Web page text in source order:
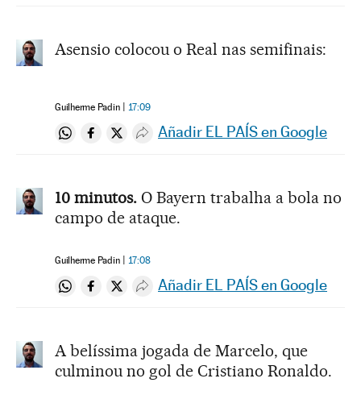
Asensio colocou o Real nas semifinais:
Guilherme Padin 17:09
Compartir en Whatsapp
Compartir en Facebook
Compartir en Twitter
Desplegar Redes Sociales
Añadir EL PAÍS en Google
10 minutos. O Bayern trabalha a bola no
campo de ataque.
Guilherme Padin 17:08
Compartir en Whatsapp
Compartir en Facebook
Compartir en Twitter
Desplegar Redes Sociales
Añadir EL PAÍS en Google
A belíssima jogada de Marcelo, que
culminou no gol de Cristiano Ronaldo.